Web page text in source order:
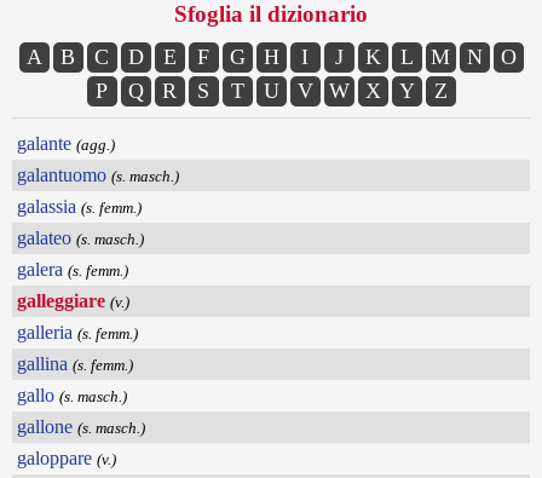
Sfoglia il dizionario
A B C D E F G H I J K L M N
O
P
Q R S T U V W X Y Z
galante (agg.)
galantuomo (s. masch.)
galassia (s. femm.)
galateo (s. masch.)
galera (s. femm.)
galleggiare (v.)
galleria (s. femm.)
gallina (s. femm.)
gallo (s. masch.)
gallone (s. masch.)
galoppare (v.)